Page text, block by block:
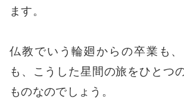
ます。
仏教でいう輪廻からの卒業も
も、こうした星間の旅をひとつ
ものなのでしょう。